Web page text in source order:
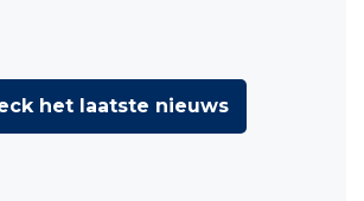
het laatste nieuws